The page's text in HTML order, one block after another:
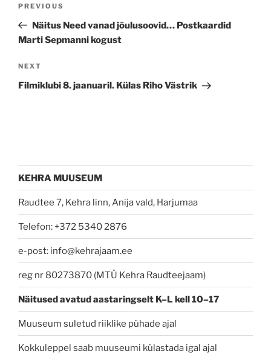
Previous
Post
PREVIOUS
Näitus Need vanad jõulusoovid… Postkaardid
Marti Sepmanni kogust
Next
Post
NEXT
Filmiklubi 8. jaanuaril. Külas Riho Västrik
KEHRA MUUSEUM
Raudtee 7, Kehra linn, Anija vald, Harjumaa
Telefon: +372 5340 2876
e-post: info@kehrajaam.ee
reg nr 80273870 (MTÜ Kehra Raudteejaam)
Näitused avatudaastaringselt K–L kell 10–17
Muuseum suletud riiklike pühade ajal
Kokkuleppel saab muuseumi külastada igal ajal